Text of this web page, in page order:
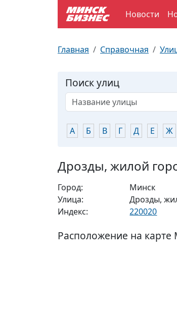
Новости
Главная Справочная
Поиск улиц
А Б В Г Д Е Ж
Дрозды, жилой
Город:
Минск
Улица:
Дрозды,
Индекс:
220020
Расположение на карте
Почтовые индексы
Документы для ЗАГСа